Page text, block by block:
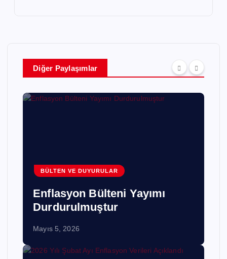
Diğer Paylaşımlar
BÜLTEN VE DUYURULAR
Enflasyon Bülteni Yayımı
Durdurulmuştur
Mayıs 5, 2026